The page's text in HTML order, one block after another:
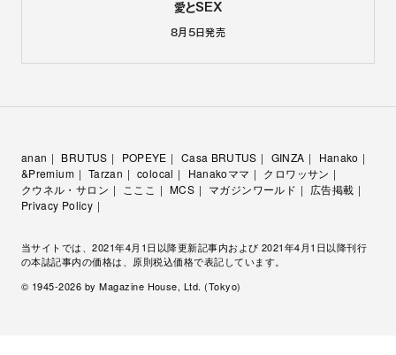
愛とSEX
8月5日発売
anan BRUTUS POPEYE Casa BRUTUS GINZA
Hanako
&Premium
Tarzan colocal Hanakoママ
クロワッサン
クウネル・サロン
こここ MCS マガジンワールド
広告掲載
Privacy Policy
当サイトでは、2021年4月1日以降更新記事内および 2021年4月1日以降刊行
の本誌記事内の価格は、原則税込価格で表記しています。
© 1945-2026 by Magazine House, Ltd. (Tokyo)